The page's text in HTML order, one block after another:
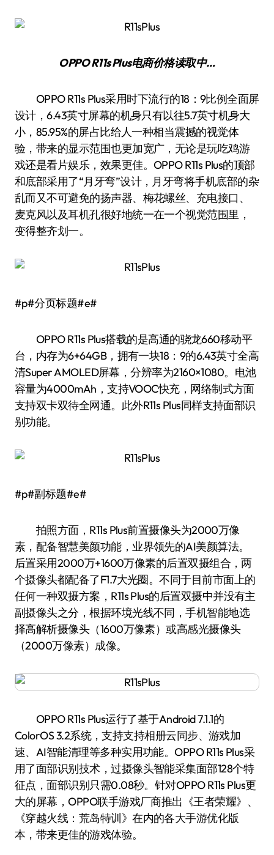
OPPO R11s Plus电商价格读取中…
OPPO R11s Plus采用时下流行的18：9比例全面屏
设计，6.43英寸屏幕的机身只有以往5.7英寸机身大
小，85.95%的屏占比给人一种相当震撼的视觉体
验，带来的显示范围也更加宽广，无论是玩吃鸡游
戏还是看片娱乐，效果更佳。OPPO R11s Plus的顶部
和底部采用了“月牙弯”设计，月牙弯将手机底部的杂
乱而又不可避免的扬声器、梅花螺丝、充电接口、
麦克风以及耳机孔很好地统一在一个视觉范围里，
变得整齐划一。
#p#分页标题#e#
OPPO R11s Plus搭载的是高通的骁龙660移动平
台，内存为6+64GB，拥有一块18：9的6.43英寸全高
清Super AMOLED屏幕，分辨率为2160×1080。电池
容量为4000mAh，支持VOOC快充，网络制式方面
支持双卡双待全网通。此外R11s Plus同样支持面部识
别功能。
#p#副标题#e#
拍照方面，R11s Plus前置摄像头为2000万像
素，配备智慧美颜功能，业界领先的AI美颜算法。
后置采用2000万+1600万像素的后置双摄组合，两
个摄像头都配备了F1.7大光圈。不同于目前市面上的
任何一种双摄方案，R11s Plus的后置双摄中并没有主
副摄像头之分，根据环境光线不同，手机智能地选
择高解析摄像头（1600万像素）或高感光摄像头
（2000万像素）成像。
OPPO R11s Plus运行了基于Android 7.1.1的
ColorOS 3.2系统，支持支持相册云同步、游戏加
速、AI智能清理等多种实用功能。OPPO R11s Plus采
用了面部识别技术，过摄像头智能采集面部128个特
征点，面部识别只需0.08秒。针对OPPO R11s Plus更
大的屏幕，OPPO联手游戏厂商推出《王者荣耀》、
《穿越火线：荒岛特训》在内的各大手游优化版
本，带来更佳的游戏体验。